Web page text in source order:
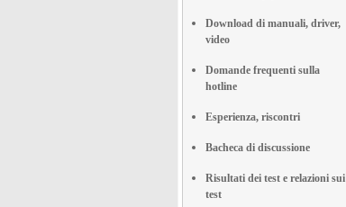
Download di manuali, driver,
video
Domande frequenti sulla
hotline
Esperienza, riscontri
Bacheca di discussione
Risultati dei test e relazioni sui
test